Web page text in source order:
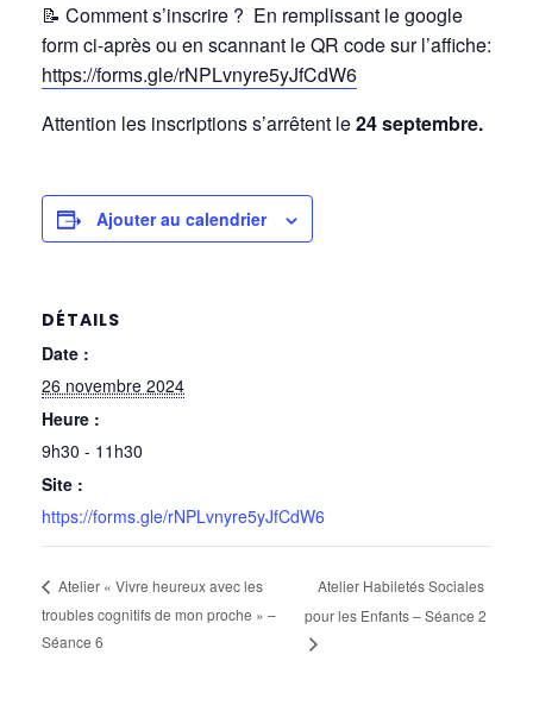
📝 Comment s’inscrire ? En remplissant le google
form ci-après ou en scannant le QR code sur l’affiche:
https://forms.gle/rNPLvnyre5yJfCdW6
Attention les inscriptions s’arrêtent le24 septembre.
Ajouter au calendrier
DÉTAILS
Date :
26 novembre 2024
Heure :
9h30 - 11h30
Site :
https://forms.gle/rNPLvnyre5yJfCdW6
Atelier « Vivre heureux avec les
troubles cognitifs de mon proche » –
Séance 6
Atelier Habiletés Sociales
pour les Enfants – Séance 2